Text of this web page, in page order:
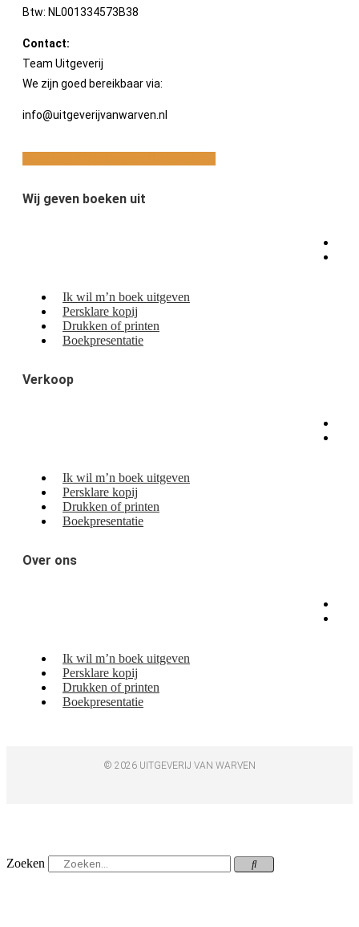
Btw: NL001334573B38
Contact:
Team Uitgeverij
We zijn goed bereikbaar via:
info@uitgeverijvanwarven.nl
Wij geven boeken uit
Ik wil m’n boek uitgeven
Persklare kopij
Drukken of printen
Boekpresentatie
Verkoop
Ik wil m’n boek uitgeven
Persklare kopij
Drukken of printen
Boekpresentatie
Over ons
Ik wil m’n boek uitgeven
Persklare kopij
Drukken of printen
Boekpresentatie
© 2026 UITGEVERIJ VAN WARVEN
Zoeken